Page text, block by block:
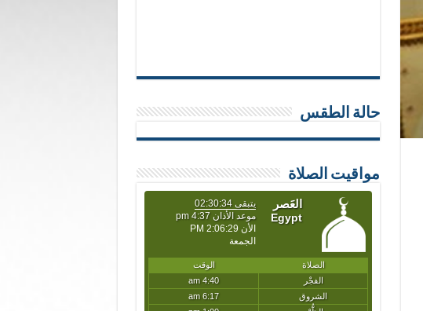
حالة الطقس
مواقيت الصلاة